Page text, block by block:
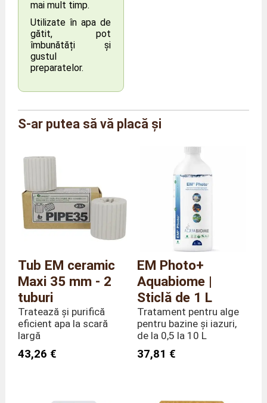
mai mult timp.
Utilizate în apa de
gătit, pot
îmbunătăți și
gustul
preparatelor.
Agriton
AG/RING/L
Greutate
50 grame
S-ar putea să vă placă și
Tub EM ceramic
Maxi 35 mm - 2
tuburi
Tratează și purifică
eficient apa la scară
largă
43,26 €
EM Photo+
Aquabiome |
Sticlă de 1 L
Tratament pentru alge
pentru bazine și iazuri,
de la 0,5 la 10 L
37,81 €